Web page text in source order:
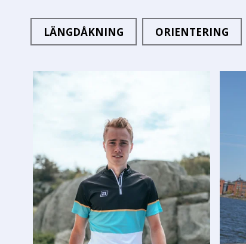
LÄNGDÅKNING ORIENTERING